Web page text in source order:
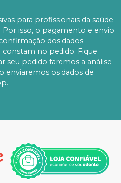
para profissionais da saúde
isso, o pagamento e envio
dos dados
constam no pedido. Fique
seu pedido faremos a análise
enviaremos os dados de